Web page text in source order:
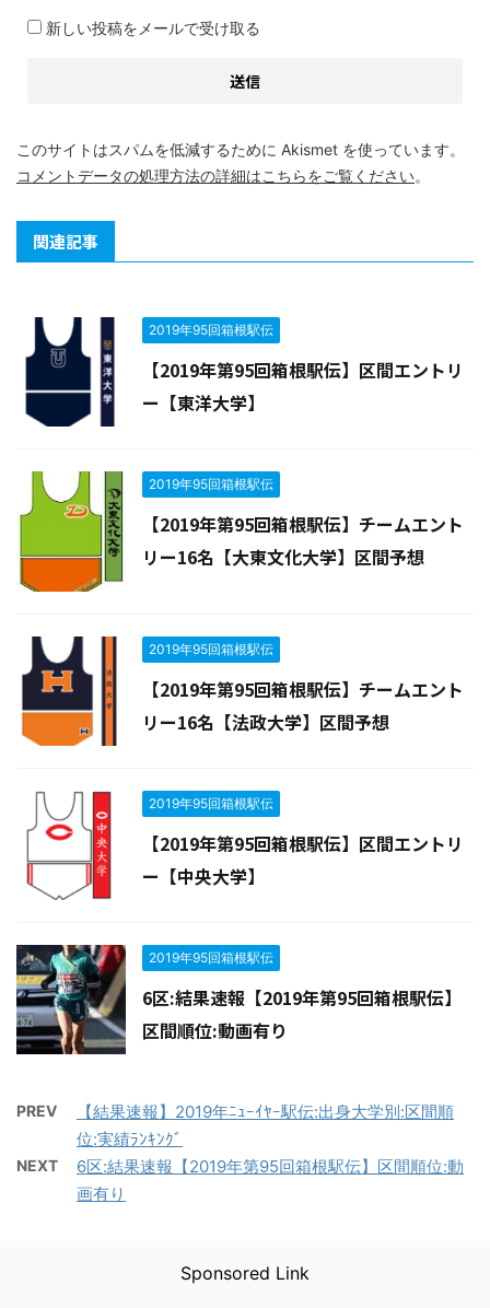
新しい投稿をメールで受け取る
このサイトはスパムを低減するために Akismet を使っています。
コメントデータの処理方法の詳細はこちらをご覧ください。
関連記事
2019年95回箱根駅伝
【2019年第95回箱根駅伝】区間エントリ
ー【東洋大学】
2019年95回箱根駅伝
【2019年第95回箱根駅伝】チームエント
リー16名【大東文化大学】区間予想
2019年95回箱根駅伝
【2019年第95回箱根駅伝】チームエント
リー16名【法政大学】区間予想
2019年95回箱根駅伝
【2019年第95回箱根駅伝】区間エントリ
ー【中央大学】
2019年95回箱根駅伝
6区:結果速報【2019年第95回箱根駅伝】
区間順位:動画有り
PREV
【結果速報】2019年ﾆｭｰｲﾔｰ駅伝:出身大学別:区間順
位:実績ﾗﾝｷﾝｸﾞ
NEXT
6区:結果速報【2019年第95回箱根駅伝】区間順位:動
画有り
Sponsored Link